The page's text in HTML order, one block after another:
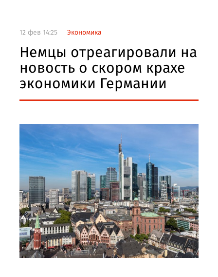
12 фев 14:25 Экономика
Немцы отреагировали на
новость о скором крахе
экономики Германии